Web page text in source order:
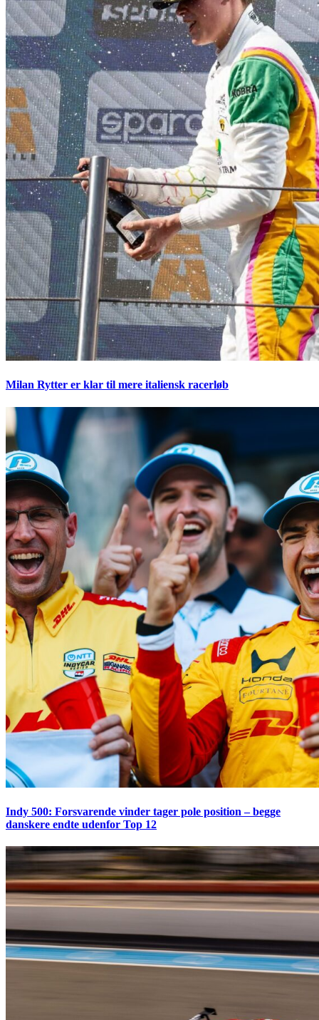
Milan Rytter er klar til mere italiensk racerløb
Indy 500: Forsvarende vinder tager pole position – begge
danskere endte udenfor Top 12